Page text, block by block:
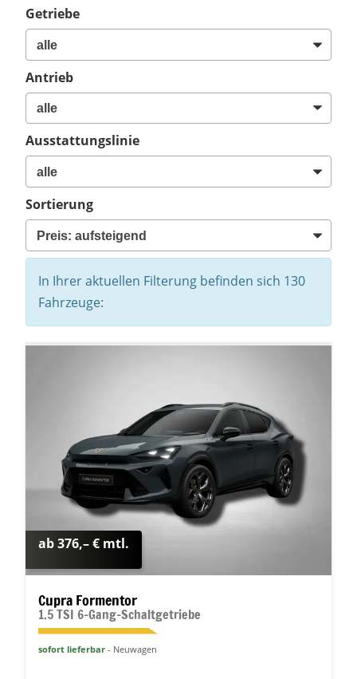
Getriebe
Antrieb
Ausstattungslinie
Sortierung
In Ihrer aktuellen Filterung befinden sich 130
Fahrzeuge:
ab 376,– € mtl.
Cupra Formentor
1.5 TSI 6-Gang-Schaltgetriebe
sofort lieferbar Neuwagen